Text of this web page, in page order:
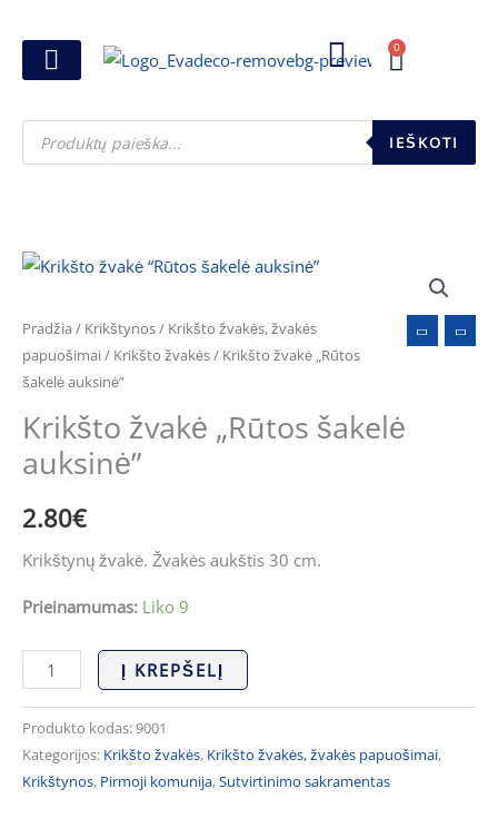
prie
turinio
0
Cart
Products
search IEŠKOTI
Pradžia / Krikštynos/ Krikšto žvakės, žvakės
papuošimai/ Krikšto žvakės/ Krikšto žvakė „Rūtos
šakelė auksinė”
Krikšto žvakė „Rūtos šakelė
auksinė”
2.80€
Krikštynų žvakė. Žvakės aukštis 30 cm.
Prieinamumas: Liko 9
produkto
Krikšto
žvakė
"Rūtos
šakelė
auksinė"
Į KREPŠELĮ
Produkto kodas:9001
Kategorijos: Krikšto žvakės, Krikšto žvakės, žvakės papuošimai,
Krikštynos, Pirmoji komunija,Sutvirtinimo sakramentas